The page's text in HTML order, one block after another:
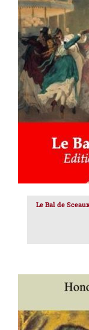
AJOUTER
Le Bal de